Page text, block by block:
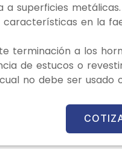
a superficies metálicas.
características en la
terminación a los
de estucos o
no debe ser usado